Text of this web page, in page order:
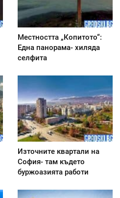
Местността „Копитото“:
Една панорама- хиляда
селфита
Източните квартали на
София- там където
буржоазията работи